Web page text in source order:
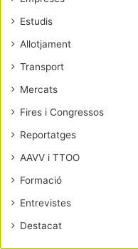
Estudis
Allotjament
Transport
Mercats
Fires i Congressos
Reportatges
AAVV i TTOO
Formació
Entrevistes
Destacat